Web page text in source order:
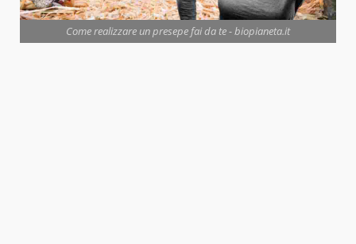
Come realizzare un presepe fai da te - biopianeta.it